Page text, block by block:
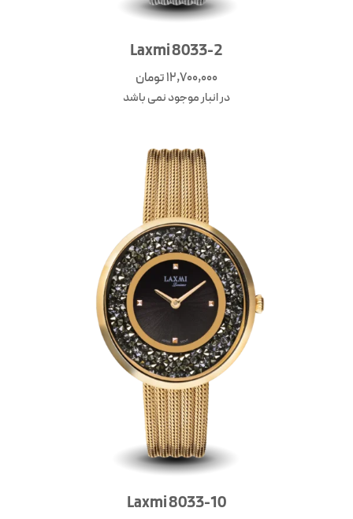
Laxmi 8033-2
12,700,000تومان
در انبار موجود نمی باشد
Laxmi 8033-10